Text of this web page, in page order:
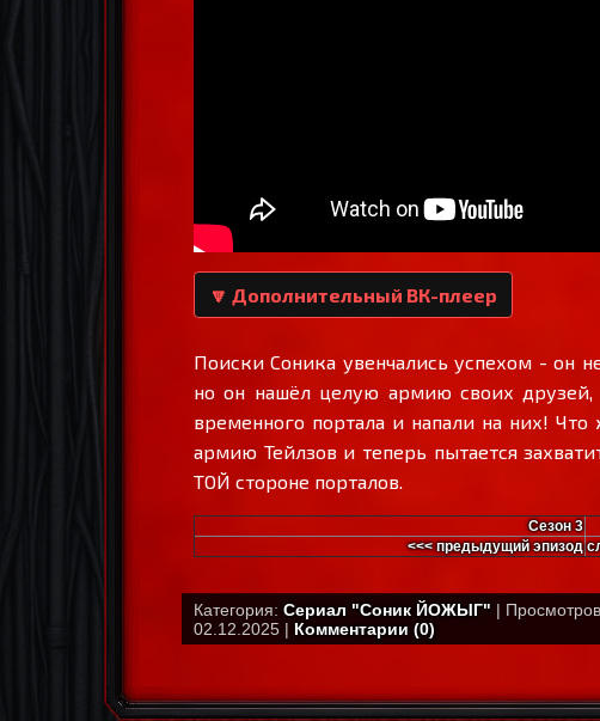
🔽 Дополнительный ВК-плеер
Поиски Соника увенчались успехом - он
но он нашёл целую армию своих друзей,
временного портала и напали на них!
армию Тейлзов и теперь пытается
ТОЙ стороне порталов.
Сезон 3
<<< предыдущий эпизод
Категория: Сериал "Соник ЙОЖЫГ" |
02.12.2025 | Комментарии (0)